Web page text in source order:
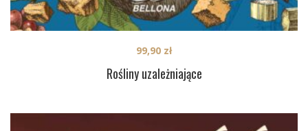
Rośliny uzależniające
99,90 zł